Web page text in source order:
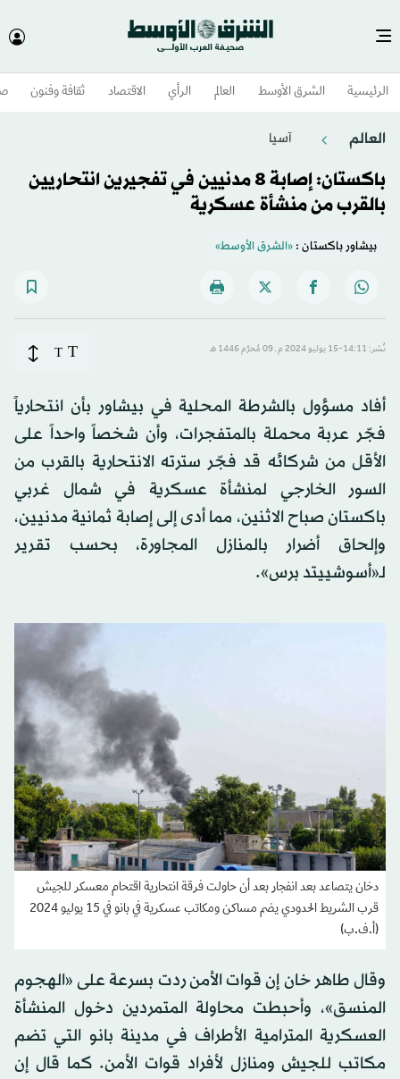
الرئيسية الشرق الأوسط​ العالم الرأي الاقتصاد ثقافة وفنون
العالم آسيا
باكستان: إصابة 8 مدنيين في تفجيرين انتحاريين
بالقرب من منشأة عسكرية
بيشاور باكستان :«الشرق الأوسط»
نُشر: 14:11-15 يوليو 2024 م ـ 09 مُحرَّم 1446 هـ T
T
أفاد مسؤول بالشرطة المحلية في بيشاور بأن انتحارياً
فجّر عربة محملة بالمتفجرات، وأن شخصاً واحداً على
الأقل من شركائه قد فجّر سترته الانتحارية بالقرب من
السور الخارجي لمنشأة عسكرية في شمال غربي
باكستان صباح الاثنين، مما أدى إلى إصابة ثمانية مدنيين،
وإلحاق أضرار بالمنازل المجاورة، بحسب تقرير
لـ«أسوشييتد برس».
دخان يتصاعد بعد انفجار بعد أن حاولت فرقة انتحارية اقتحام معسكر للجيش
قرب الشريط الحدودي يضم مساكن ومكاتب عسكرية في بانو في 15 يوليو 2024
(أ.ف.ب)
وقال طاهر خان إن قوات الأمن ردت بسرعة على «الهجوم
المنسق»، وأحبطت محاولة المتمردين دخول المنشأة
العسكرية المترامية الأطراف في مدينة بانو التي تضم
مكاتب للجيش ومنازل لأفراد قوات الأمن. كما قال إن